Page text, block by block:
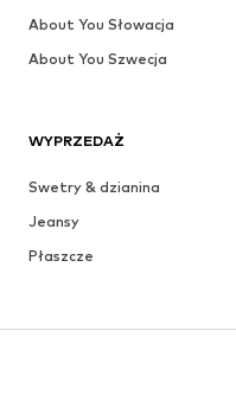
WYPRZEDAŻ
Swetry & dzianina
Jeansy
Płaszcze
Spódnice
About You Słowacja
About You Szwecja